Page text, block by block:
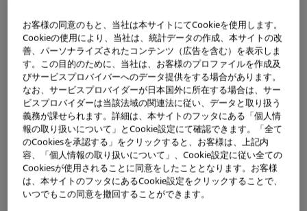
1960年代に入って、アメリカで開発された新素材「グラ
スファイバー」は様々な分野で注目をあびました。内視鏡
分野でもいち早くこの素材に着目し、ハーショヴィッツ
（Hirschowitz）らは曲がっていても光を端から端へその
まま伝えるガラス繊維の特性を内視鏡にとりいれること
で、直接胃内を見ることに成功しました。このときから医
師はリアルタイムで胃内を直接見ることができるようにな
ったのです。しかし、これでは写真を撮ることはできませ
んでした。写真が撮れるようになったのは、「ファイバー
スコープ付胃カメラ」が登場した1964（昭和39）年のこ
お客様の同意のもと、当社は本サイトにてCookieを使用します。
Cookieの使用により、当社は、統計データの作成、本サイトの改
善、パーソナライズされたコンテンツ（広告を含む）を表示しま
す。この目的のために、当社は、お客様のプロファイルを作成及
びサービスプロバイバーへのデータ提供をする場合があります。
なお、サービスプロバイダーが日本国外に所在する場合は、サー
ビスプロバイダーは当該法域の関連法に従い、データと取り扱う
義務が課せられます。詳細は、本サイトのフッタにある「個人情
報の取り扱いについて」とCookie設定にて確認できます。「全て
のCookiesを承認する」をクリックすると、お客様は、上記内
容、「個人情報の取り扱いについて」、Cookie設定に従い全ての
Cookiesが使用されることに同意をしたこととなります。お客様
は、本サイトのフッタにあるCookie設定をクリックすることで、
いつでもこの同意を撤回することができます。